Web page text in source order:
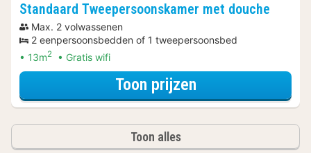
Standaard Tweepersoonskamer met douche
Max. 2 volwassenen
2 eenpersoonsbedden of 1 tweepersoonsbed
13m2 Gratis wifi
Toon prijzenvoor Standaard
Toon alles